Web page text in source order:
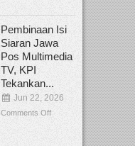
Pembinaan Isi
Siaran Jawa
Pos Multimedia
TV, KPI
Tekankan...
Jun 22, 2026
Comments Off